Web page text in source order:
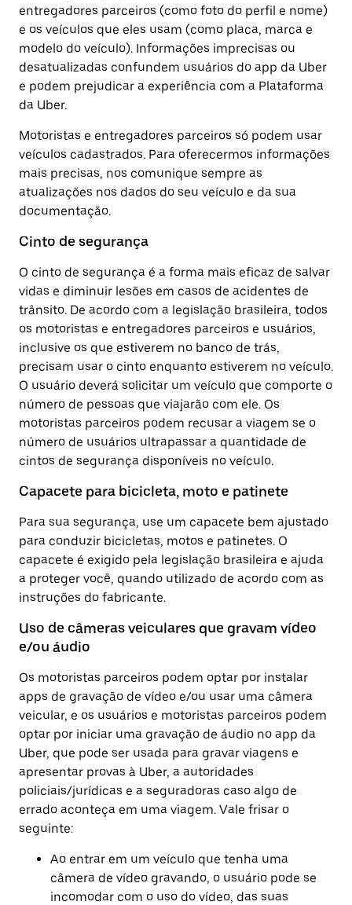
entregadores parceiros (como foto do perfil e nome)
e os veículos que eles usam (como placa, marca e
modelo do veículo). Informações imprecisas ou
desatualizadas confundem usuários do app da Uber
e podem prejudicar a experiência com a Plataforma
da Uber.
Motoristas e entregadores parceiros só podem usar
veículos cadastrados. Para oferecermos informações
mais precisas, nos comunique sempre as
atualizações nos dados do seu veículo e da sua
documentação.
Cinto de segurança
O cinto de segurança é a forma mais eficaz de salvar
vidas e diminuir lesões em casos de acidentes de
trânsito. De acordo com a legislação brasileira, todos
os motoristas e entregadores parceiros e usuários,
inclusive os que estiverem no banco de trás,
precisam usar o cinto enquanto estiverem no veículo.
O usuário deverá solicitar um veículo que comporte o
número de pessoas que viajarão com ele. Os
motoristas parceiros podem recusar a viagem se o
número de usuários ultrapassar a quantidade de
cintos de segurança disponíveis no veículo.
Capacete para bicicleta, moto e patinete
Para sua segurança, use um capacete bem ajustado
para conduzir bicicletas, motos e patinetes. O
capacete é exigido pela legislação brasileira e ajuda
a proteger você, quando utilizado de acordo com as
instruções do fabricante.
Uso de câmeras veiculares que gravam vídeo
e/ou áudio
Os motoristas parceiros podem optar por instalar
apps de gravação de vídeo e/ou usar uma câmera
veicular, e os usuários e motoristas parceiros podem
optar por iniciar uma gravação de áudio no app da
Uber, que pode ser usada para gravar viagens e
apresentar provas à Uber, a autoridades
policiais/jurídicas e a seguradoras caso algo de
errado aconteça em uma viagem. Vale frisar o
seguinte:
Ao entrar em um veículo que tenha uma
câmera de vídeo gravando, o usuário pode se
incomodar com o uso do vídeo, das suas